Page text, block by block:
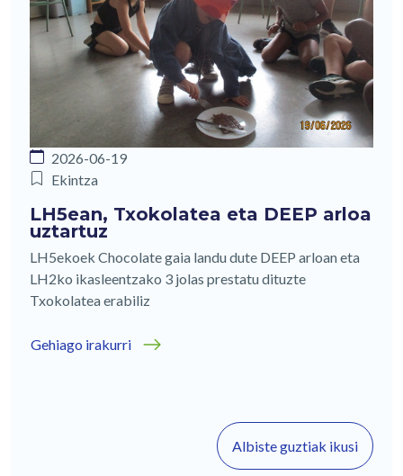
2026-06-19
Ekintza
LH5ean, Txokolatea eta DEEP arloa
uztartuz
LH5ekoek Chocolate gaia landu dute DEEP arloan eta
LH2ko ikasleentzako 3 jolas prestatu dituzte
Txokolatea erabiliz
Gehiago irakurri
Albiste guztiak ikusi